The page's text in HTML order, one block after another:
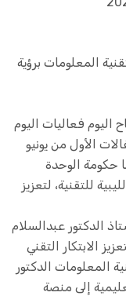
المعلومات برؤية
اليوم فعاليات اليوم
الأول من يونيو
حكومة الوحدة
الليبية للتقنية، لتعزيز
الدكتور عبدالسلام
الابتكار التقني
المعلومات الدكتور
إلى منصة